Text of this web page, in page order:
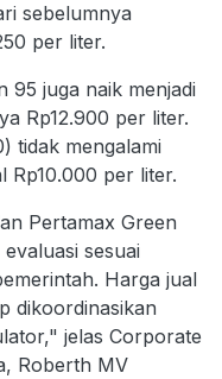
sebelumnya
per liter.
95 juga naik menjadi
Rp12.900 per liter.
tidak mengalami
Rp10.000 per liter.
Pertamax Green
sesuai
Harga jual
dikoordinasikan
jelas Corporate
Roberth MV